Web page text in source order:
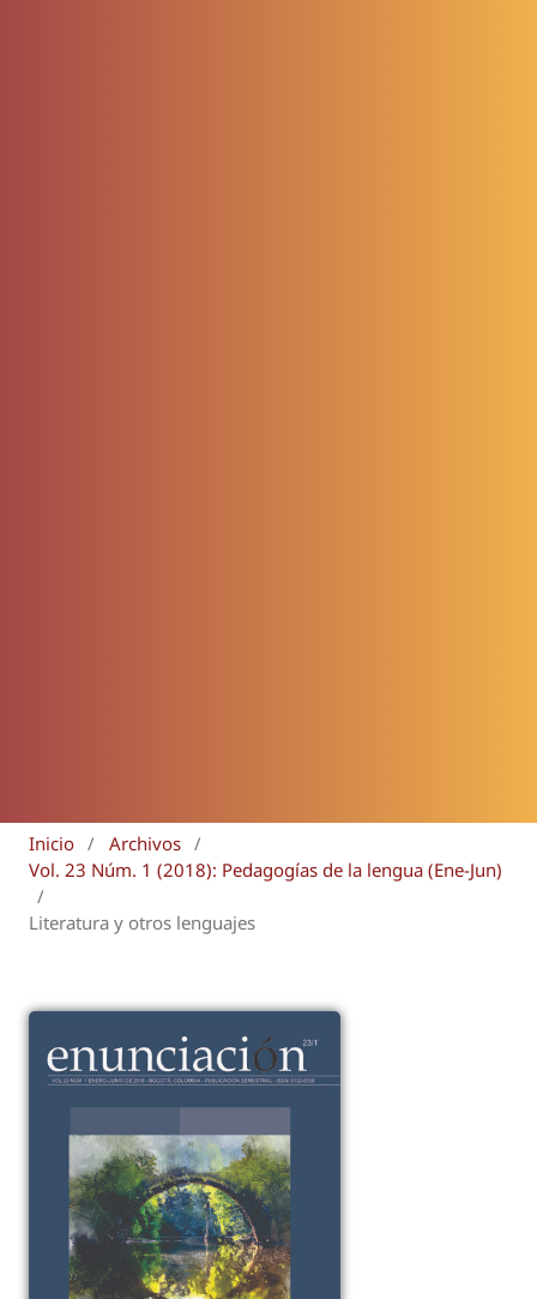
Inicio / Archivos /
Vol. 23 Núm. 1 (2018): Pedagogías de la lengua (Ene-Jun)
/
Literatura y otros lenguajes